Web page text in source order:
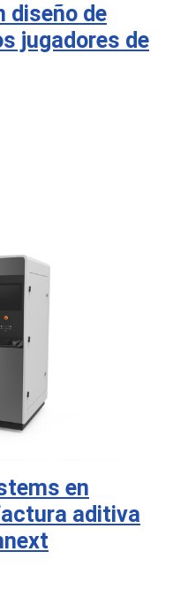
diseño de
jugadores de
en
aditiva